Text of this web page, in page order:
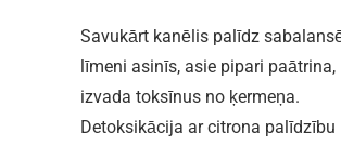
Savukārt kanēlis palīdz
līmeni asinīs, asie pipari paātrina,
izvada toksīnus no ķermeņa.
Detoksikācija ar citrona palīdzību